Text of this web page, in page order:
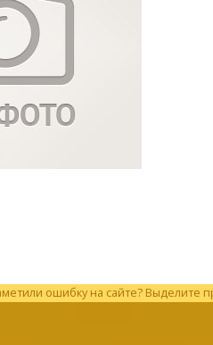
ошибку на сайте? Выделите